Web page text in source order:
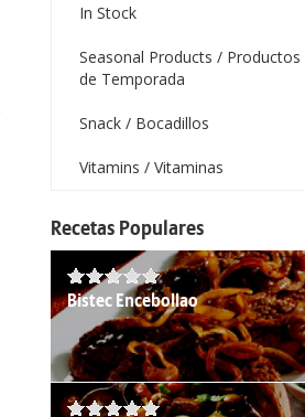
In Stock
Seasonal Products / Productos
de Temporada
Snack / Bocadillos
Vitamins / Vitaminas
Recetas Populares
Bistec Encebollao